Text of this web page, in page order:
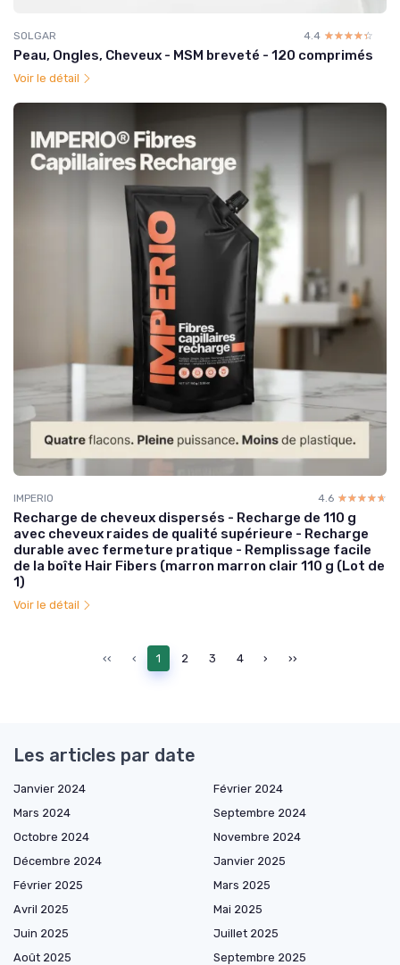
SOLGAR 4.4 ☆☆☆☆☆
★★★★★
Peau, Ongles, Cheveux - MSM breveté - 120 comprimés
Voir le détail
IMPERIO 4.6 ☆☆☆☆☆
★★★★★
Recharge de cheveux dispersés - Recharge de 110 g
avec cheveux raides de qualité supérieure - Recharge
durable avec fermeture pratique - Remplissage facile
de la boîte Hair Fibers (marron marron clair 110 g (Lot de
1)
Voir le détail
‹‹ ‹ 1 2 3 4 › ››
Les articles par date
Janvier 2024
Février 2024
Mars 2024
Septembre 2024
Octobre 2024
Novembre 2024
Décembre 2024
Janvier 2025
Février 2025
Mars 2025
Avril 2025
Mai 2025
Juin 2025
Juillet 2025
Août 2025
Septembre 2025